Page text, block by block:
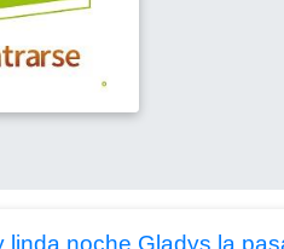
linda noche Gladys la